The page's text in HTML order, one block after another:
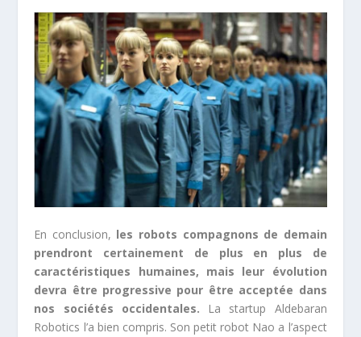
En conclusion, les robots compagnons de demain
prendront certainement de plus en plus de
caractéristiques humaines, mais leur évolution
devra être progressive pour être acceptée dans
nos sociétés occidentales. La startup Aldebaran
Robotics l’a bien compris. Son petit robot Nao a l’aspect